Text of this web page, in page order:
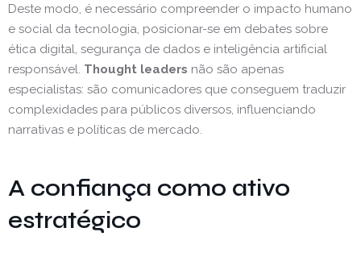
Deste modo, é necessário compreender o impacto humano
e social da tecnologia, posicionar-se em debates sobre
ética digital, segurança de dados e inteligência artificial
responsável. Thought leaders não são apenas
especialistas: são comunicadores que conseguem traduzir
complexidades para públicos diversos, influenciando
narrativas e políticas de mercado.
A confiança como ativo
estratégico